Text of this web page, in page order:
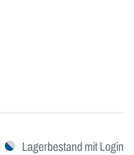
Lagerbestand mit Login